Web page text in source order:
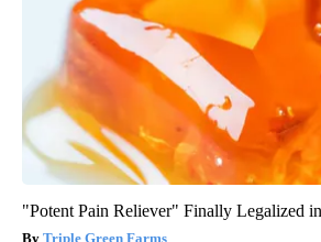
"Potent Pain Reliever" Finally Legalized
Triple Green Farms